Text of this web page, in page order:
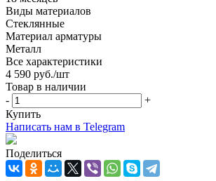
Виды материалов
Стеклянные
Материал арматуры
Металл
Все характеристики
4 590 руб./шт
Товар в наличии
-
+
Купить
Написать нам в Telegram
Поделиться